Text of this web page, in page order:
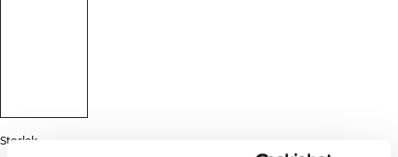
Storlek